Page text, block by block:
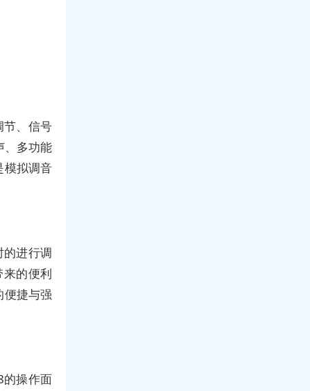
节、信号
、多功能
模拟调音
进行调
的便利
便捷与强
的操作面